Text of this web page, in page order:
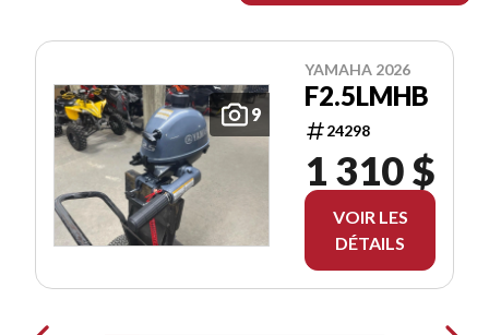
9
YAMAHA 2026
F2.5LMHB
24298
1 310 $
VOIR LES
DÉTAILS